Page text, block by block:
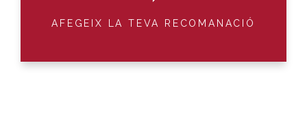
AFEGEIX LA TEVA RECOMANACIÓ